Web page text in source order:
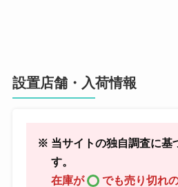
設置店舗・入荷情報
※ 当サイトの独自調査に基
す。
在庫が
でも売り切れ